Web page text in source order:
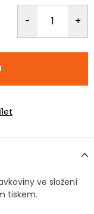
ve složení
tiskem.